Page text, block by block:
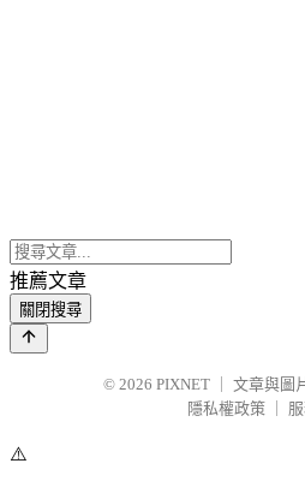
推薦文章
關閉搜尋
© 2026 PIXNET
文章與圖
隱私權政策
⚠️